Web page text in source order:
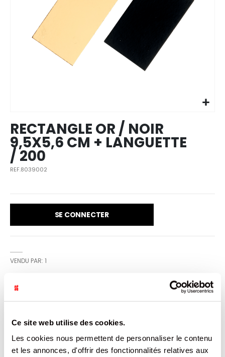
Ce site web utilise des cookies.
Les cookies nous permettent de personnaliser le contenu
et les annonces, d'offrir des fonctionnalités relatives aux
images
gallery
RECTANGLE OR / NOIR
9,5X5,6 CM + LANGUETTE
/ 200
REF.8039002
SE CONNECTER
VENDU PAR: 1
INFORMATION
Ingraissable,lisse et brillant de haute qualité. Fonctionnel :
du dressage du gâteau jusqu'au plat du consommateur.